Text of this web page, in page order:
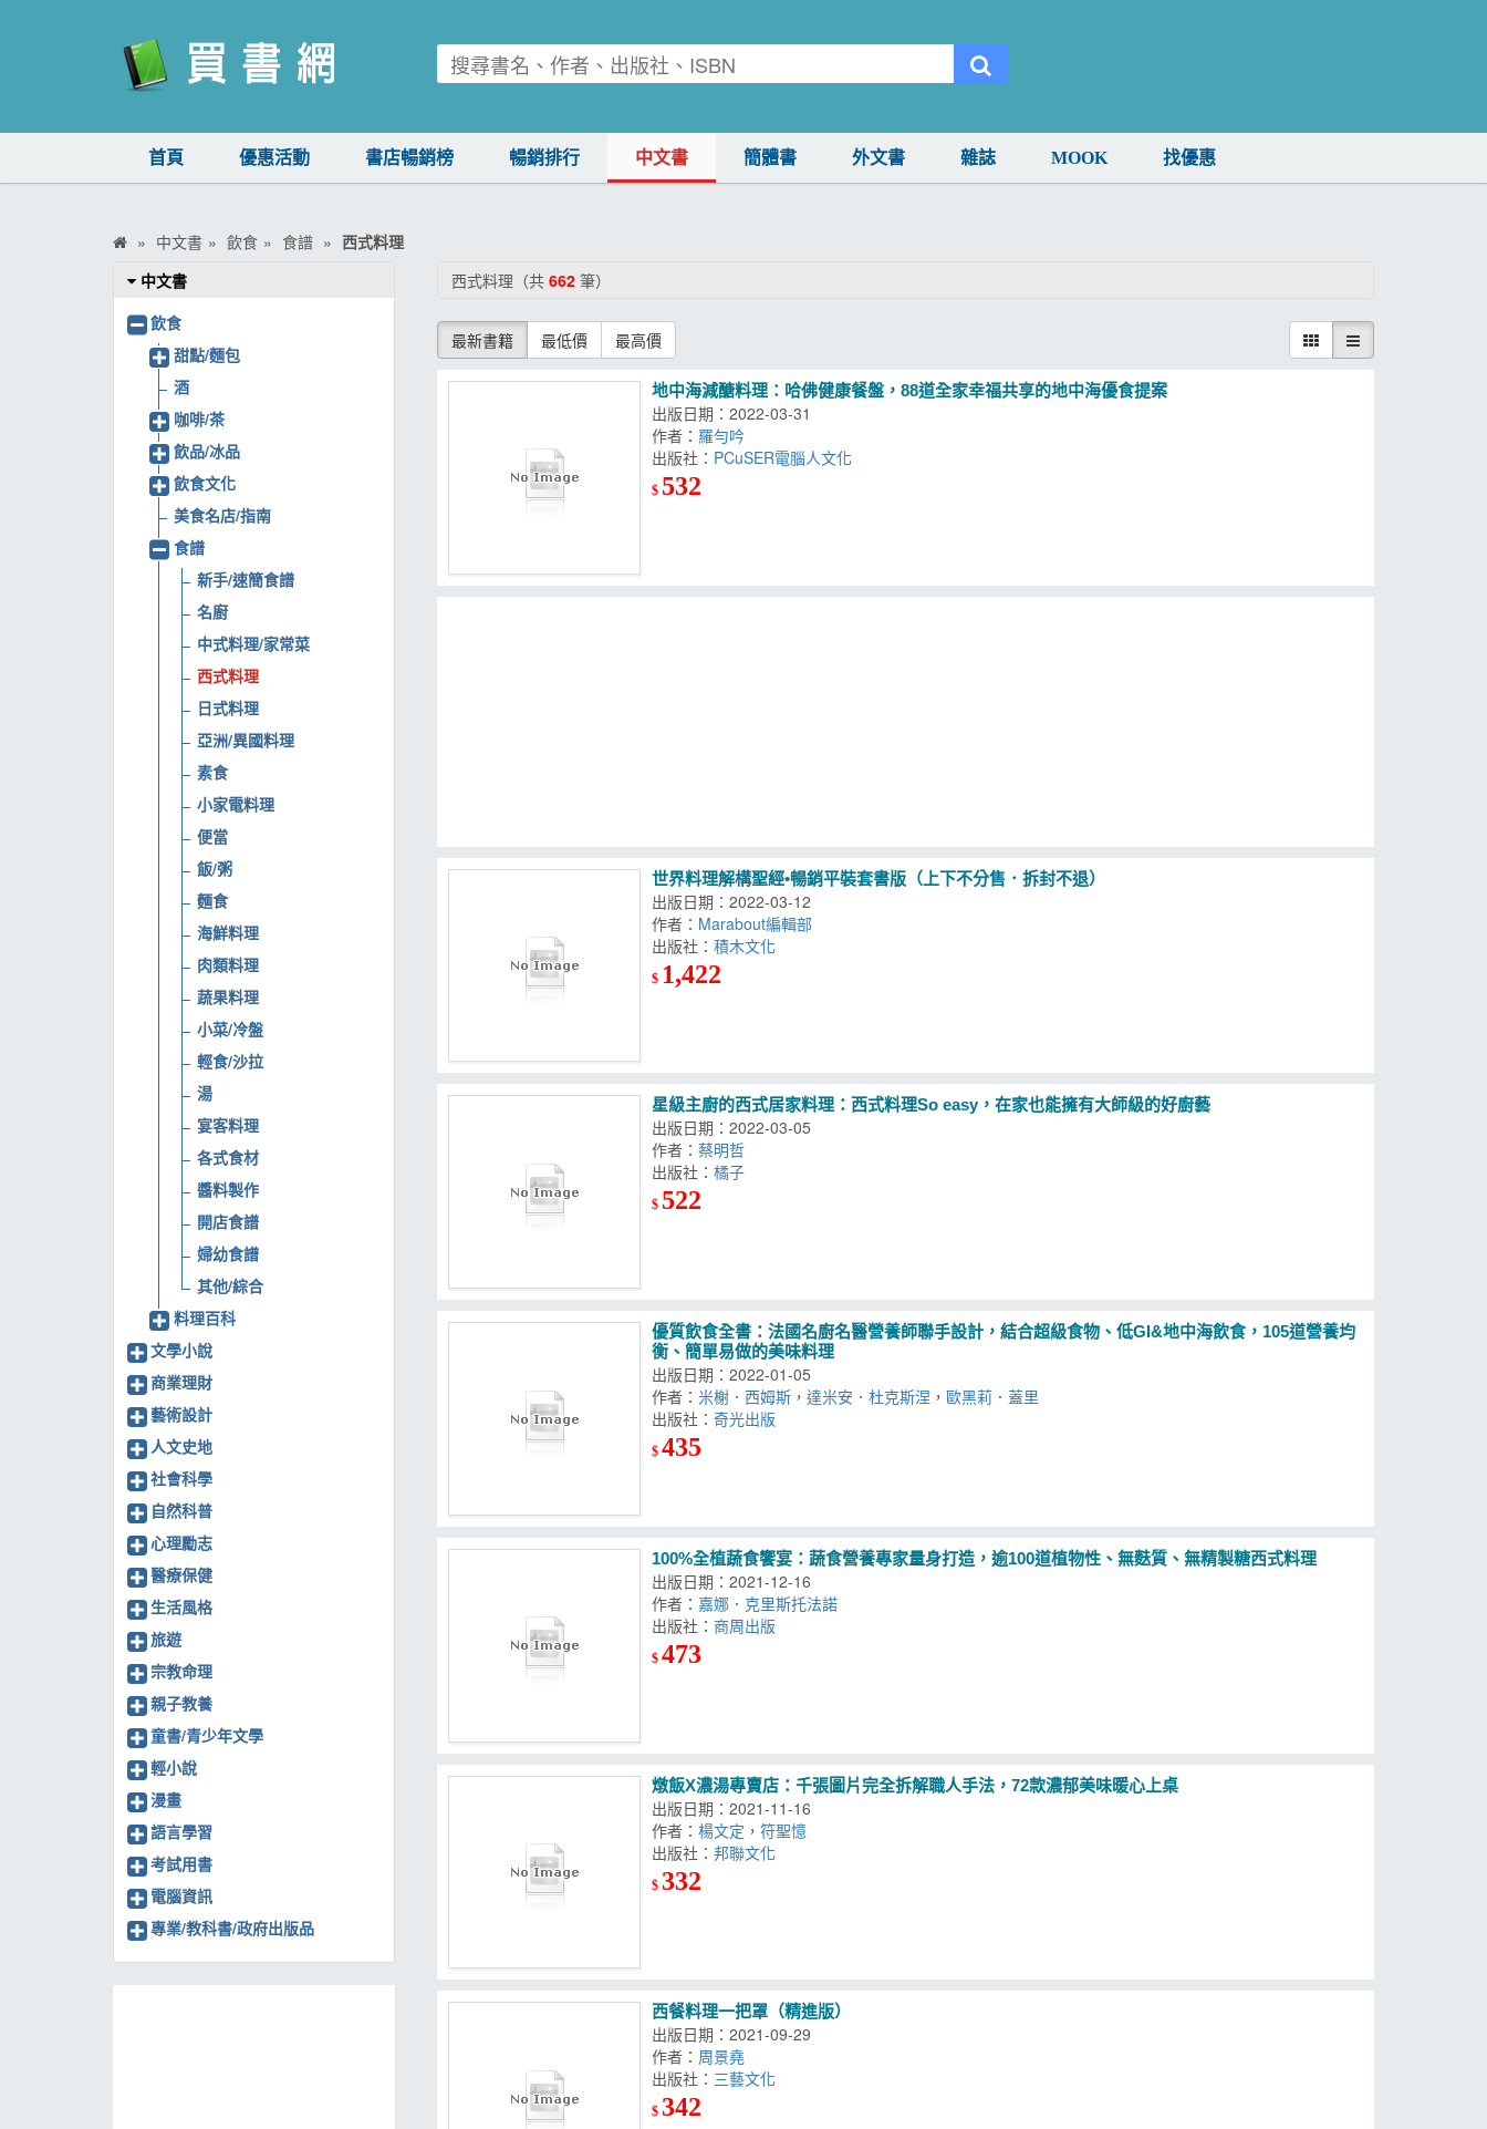
首頁 優惠活動 書店暢銷榜 暢銷排行 中文書 簡體書 外文書 雜誌 MOOK 找優惠
中文書 飲食 食譜
西式料理
西式料理（共 662筆）
最新書籍 最低價 最高價
地中海減醣料理：哈佛健康餐盤，88道全家幸福共享的地中海優食提案
出版日期：2022-03-31
作者： 羅勻吟
出版社：
$ 532
世界料理解構聖經•暢銷平裝套書版（上下不分售．拆封不退）
出版日期：2022-03-12
作者： Marabout編輯部
出版社：
$ 1,422
星級主廚的西式居家料理：西式料理So easy，在家也能擁有大師級的好廚藝
出版日期：2022-03-05
作者：蔡明哲
出版社：
$ 522
優質飲食全書：法國名廚名醫營養師聯手設計，結合超級食物、低GI&地中海飲食，105道營養均
衡、簡單易做的美味料理
出版日期：2022-01-05
作者：米榭．西姆斯 ，達米安．杜克斯涅 ，歐黑莉．蓋里
出版社：
$435
100%全植蔬食饗宴：蔬食營養專家量身打造，逾100道植物性、無麩質、無精製糖西式料理
出版日期：2021-12-16
作者： 嘉娜．克里斯托法諾
出版社：
$473
燉飯X濃湯專賣店：千張圖片完全拆解職人手法，72款濃郁美味暖心上桌
出版日期：2021-11-16
作者：楊文定 ，符聖憶
出版社：
$ 332
西餐料理一把罩（精進版）
出版日期：2021-09-29
作者： 周景堯
出版社：
$ 342
中文書
飲食
甜點/麵包
酒
咖啡/茶
飲品/冰品
飲食文化
美食名店/指南
食譜
新手/速簡食譜
名廚
中式料理/家常菜
西式料理
日式料理
亞洲/異國料理
素食
小家電料理
便當
飯/粥
麵食
海鮮料理
肉類料理
蔬果料理
小菜/冷盤
輕食/沙拉
湯
宴客料理
各式食材
醬料製作
開店食譜
婦幼食譜
其他/綜合
料理百科
文學小說
商業理財
藝術設計
人文史地
社會科學
自然科普
心理勵志
醫療保健
生活風格
旅遊
宗教命理
親子教養
童書/青少年文學
輕小說
漫畫
語言學習
考試用書
電腦資訊
專業/教科書/政府出版品